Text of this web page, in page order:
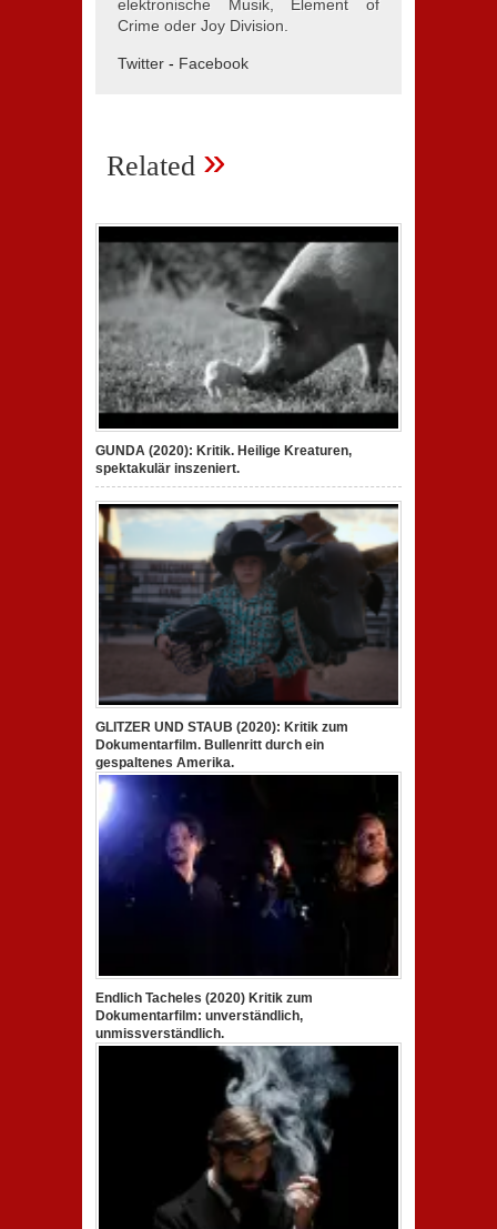
elektronische Musik, Element of
Crime oder Joy Division.
Twitter - Facebook
Related »
GUNDA (2020): Kritik. Heilige Kreaturen,
spektakulär inszeniert.
GLITZER UND STAUB (2020): Kritik zum
Dokumentarfilm. Bullenritt durch ein
gespaltenes Amerika.
Endlich Tacheles (2020) Kritik zum
Dokumentarfilm: unverständlich,
unmissverständlich.